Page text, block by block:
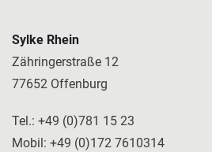
Sylke Rhein
Zähringerstraße 12
77652 Offenburg
Tel.: +49 (0)781 15 23
Mobil: +49 (0)172 7610314